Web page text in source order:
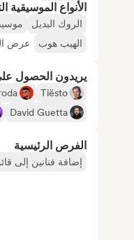
الأنواع الموسيقية
الروك البديل
الهيب هوب
عرض
يريدون الحصول
Tiësto
David Guetta
الفرص الرئيسية
إضافة فنانين إلى